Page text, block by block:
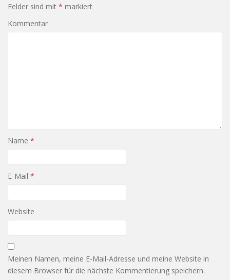
Felder sind mit * markiert
Kommentar
Name *
E-Mail *
Website
Meinen Namen, meine E-Mail-Adresse und meine Website in
diesem Browser für die nächste Kommentierung speichern.